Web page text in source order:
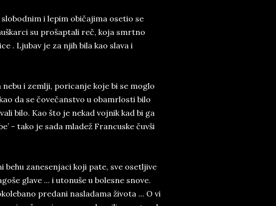
i lepim običajima osetio se
su prošaptali reč, koja smrtno
. Ljubav je za njih bila kao slava i
i zemlji, poricanje koje bi se moglo
da se čovečanstvo u obamrlosti bilo
bilo. Kao što je nekad vojnik kad bi ga
- tako je sada mladež Francuske čuvši
zanesenjaci koji pate, sve osetljive
glave ... i utonuše u bolesne snove.
predani nasladama života ... O vi